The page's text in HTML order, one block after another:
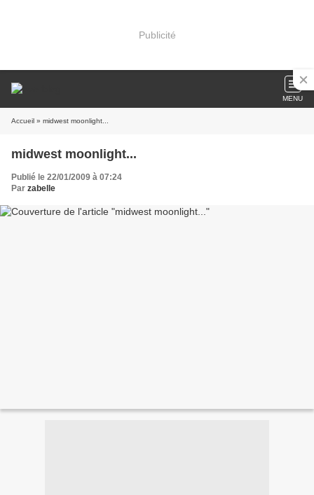
Publicité
MENU
Accueil » midwest moonlight...
midwest moonlight...
Publié le 22/01/2009 à 07:24
Par zabelle